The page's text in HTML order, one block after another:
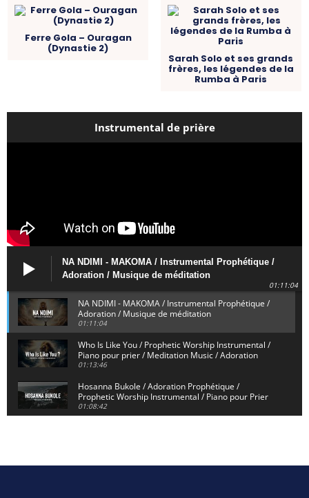
Ferre Gola – Ouragan
(Dynastie 2)
Sarah Solo et ses grands
frères, les légendes de la
Rumba à Paris
Instrumental de prière
NA NDIMI - MAKOMA / Instrumental Prophétique /
Adoration / Musique de méditation
01:11:04
NA NDIMI - MAKOMA / Instrumental Prophétique /
Adoration / Musique de méditation
01:11:04
Who Is Like You / Prophetic Worship Instrumental /
Piano pour prier / Meditation Music / Adoration
01:13:46
Hosanna Bukole / Adoration Prophétique /
Prophetic Worship Instrumental / Piano pour Prier
01:08:42
Dieu de Secours - God of Rescue / Adoration